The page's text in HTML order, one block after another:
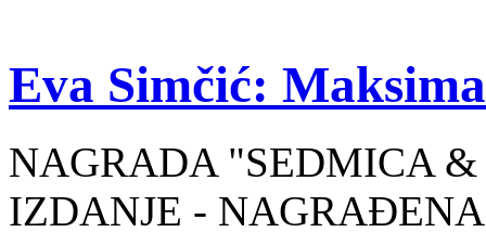
Eva Simčić:
NAGRADA "SEDMICA
IZDANJE -